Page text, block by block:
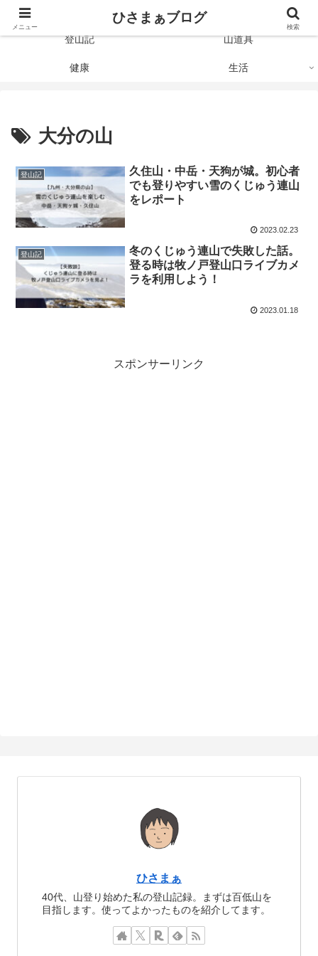
Just like the mountain
登山記 山道具
健康 生活
大分の山
登山記
久住山・中岳・天狗が城。初心者
でも登りやすい雪のくじゅう連山
をレポート
2023.02.23
登山記
冬のくじゅう連山で失敗した話。
登る時は牧ノ戸登山口ライブカメ
ラを利用しよう！
2023.01.18
スポンサーリンク
ひさまぁ
40代、山登り始めた私の登山記録。まずは百低山を
目指します。使ってよかったものを紹介してます。
メニュー
ひさまぁブログ
検索